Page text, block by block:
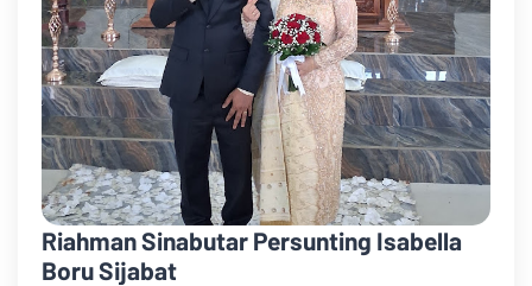
Riahman Sinabutar Persunting Isabella
Boru Sijabat